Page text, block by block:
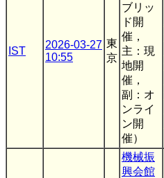
IST
2026-03-27
10:55
東
京
ブリッ
ド開
催，
主：現
地開
催，
副：オ
ンライ
ン開
催）
機械振
興会館